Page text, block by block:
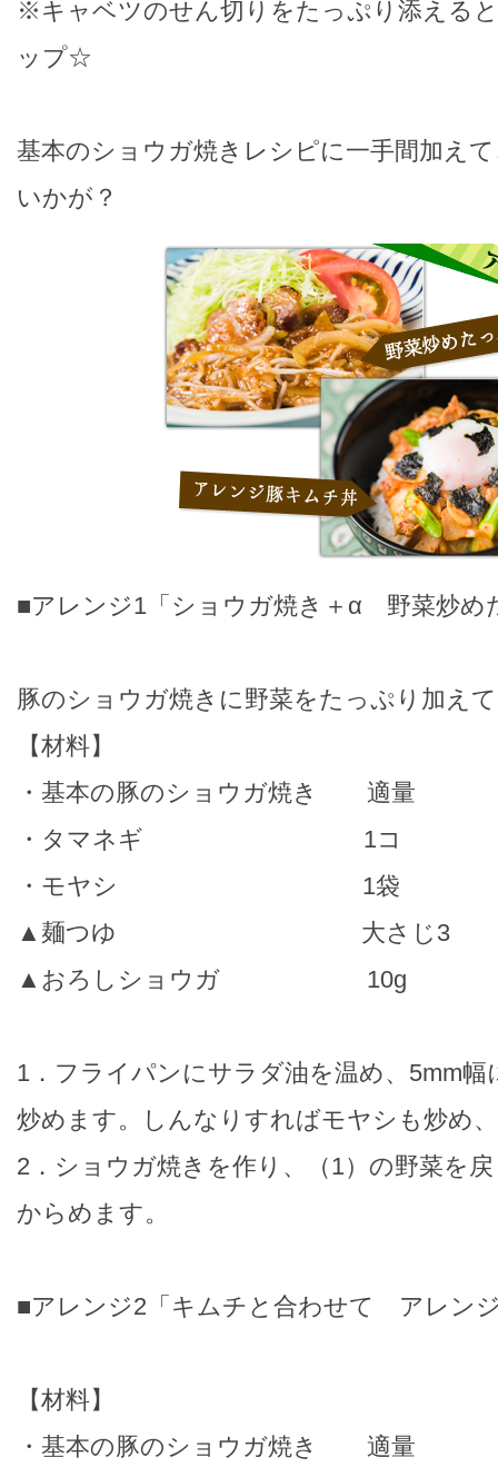
※キャベツのせん切りをたっぷり添える
ップ☆
基本のショウガ焼きレシピに一手間加え
いかが？
■アレンジ1「ショウガ焼き＋α 野菜炒め
豚のショウガ焼きに野菜をたっぷり加え
【材料】
・基本の豚のショウガ焼き 適量
・タマネギ 1コ
・モヤシ 1袋
▲麺つゆ 大さじ3
▲おろしショウガ 10g
1．フライパンにサラダ油を温め、5mm
炒めます。しんなりすればモヤシも炒め
2．ショウガ焼きを作り、（1）の野菜を
からめます。
■アレンジ2「キムチと合わせて アレン
【材料】
・基本の豚のショウガ焼き 適量